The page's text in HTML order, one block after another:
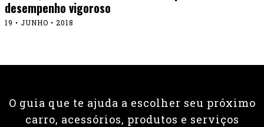
desempenho vigoroso
19 • JUNHO • 2018
O guia que te ajuda a escolher seu próximo
carro, acessórios, produtos e serviços